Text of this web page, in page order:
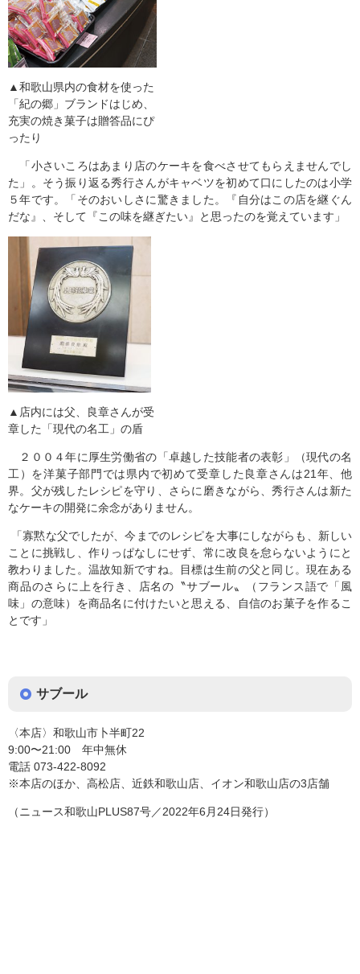
▲和歌山県内の食材を使った
「紀の郷」ブランドはじめ、
充実の焼き菓子は贈答品にぴ
ったり
「小さいころはあまり店のケーキを食べさせてもらえませんでし
た」。そう振り返る秀行さんがキャベツを初めて口にしたのは小学
５年です。「そのおいしさに驚きました。『自分はこの店を継ぐん
だな』、そして『この味を継ぎたい』と思ったのを覚えています」
▲店内には父、良章さんが受
章した「現代の名工」の盾
２００４年に厚生労働省の「卓越した技能者の表彰」（現代の名
工）を洋菓子部門では県内で初めて受章した良章さんは21年、他
界。父が残したレシピを守り、さらに磨きながら、秀行さんは新た
なケーキの開発に余念がありません。
「寡黙な父でしたが、今までのレシピを大事にしながらも、新しい
ことに挑戦し、作りっぱなしにせず、常に改良を怠らないようにと
教わりました。温故知新ですね。目標は生前の父と同じ。現在ある
商品のさらに上を行き、店名の〝サブール〟（フランス語で「風
味」の意味）を商品名に付けたいと思える、自信のお菓子を作るこ
とです」
サブール
〈本店〉和歌山市卜半町22
9:00〜21:00 年中無休
電話 073-422-8092
※本店のほか、高松店、近鉄和歌山店、イオン和歌山店の3店舗
（ニュース和歌山PLUS87号／2022年6月24日発行）